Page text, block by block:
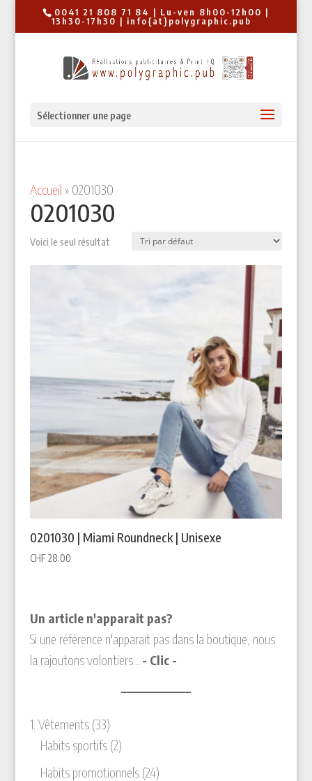
0041 21 808 71 84 | Lu-ven 8h00-12h00 |
13h30-17h30 | info{at}polygraphic.pub
Sélectionner une page
Accueil » 0201030
0201030
Voici le seul résultat
0201030 | Miami Roundneck | Unisexe
CHF28.00
Un article n'apparait pas?
Si une référence n'apparait pas dans la boutique, nous
la rajoutons volontiers... - Clic -
1. Vêtements 3333
produits
Habits sportifs 22
produits
Habits promotionnels 2424